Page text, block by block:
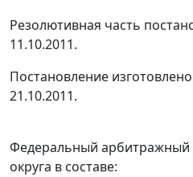
Резолютивная часть
11.10.2011.
Постановление
21.10.2011.
Федеральный арбитражный
округа в составе: